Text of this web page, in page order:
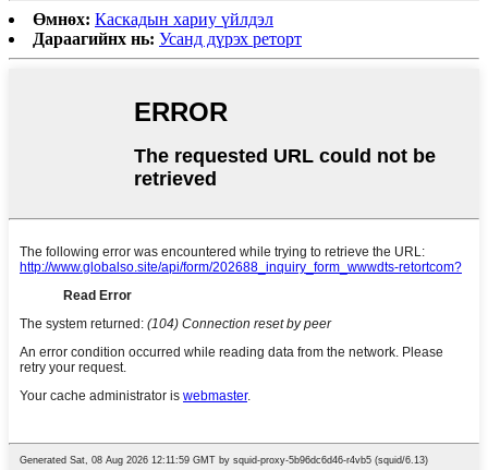
Өмнөх: Каскадын хариу үйлдэл
Дараагийнх нь: Усанд дүрэх реторт